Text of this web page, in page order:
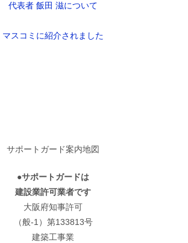
代表者 飯田 滋について
マスコミに紹介されました
サポートガード案内地図
●サポートガードは
建設業許可業者です
大阪府知事許可
（般-1）第133813号
建築工事業